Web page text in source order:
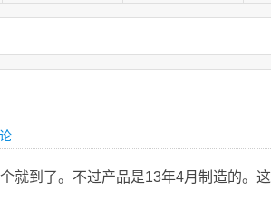
就到了。不过产品是13年4月制造的。这